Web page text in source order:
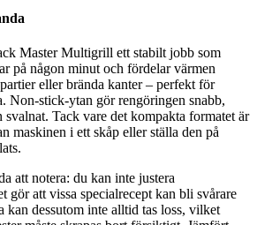
Master Multigrill ett stabilt jobb som
på någon minut och fördelar värmen
eller brända kanter – perfekt för
Non-stick-ytan gör rengöringen snabb,
svalnat. Tack vare det kompakta formatet är
maskinen i ett skåp eller ställa den på
att notera: du kan inte justera
gör att vissa specialrecept kan bli svårare
kan dessutom inte alltid tas loss, vilket